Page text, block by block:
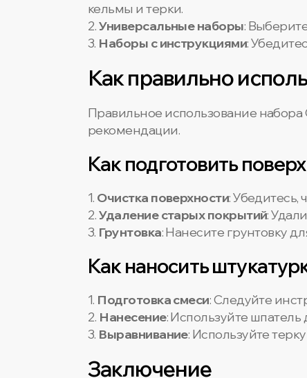
кельмы и терки.
2.Универсальные наборы:
3. Наборы с инструкциями:
Как правильно
Правильное использование
рекомендации.
Как подготовить
1. Очистка поверхности: Убедитесь,
2.Удаление старых покрытий:
3. Грунтовка: Нанесите грунтовку
Как наносить
1. Подготовка смеси: Следуйте
2. Нанесение: Используйте
3. Выравнивание: Используйте
Заключение